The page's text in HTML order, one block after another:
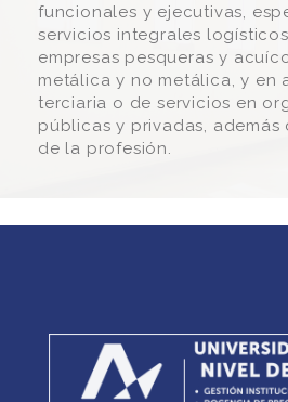
funcionales y ejecutivas,
servicios integrales
empresas pesqueras y
metálica y no metálica, y en
terciaria o de servicios en
públicas y privadas,
de la profesión.